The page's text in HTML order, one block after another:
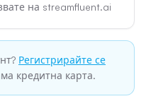
на streamfluent.ai
Регистрирайте се
кредитна карта.